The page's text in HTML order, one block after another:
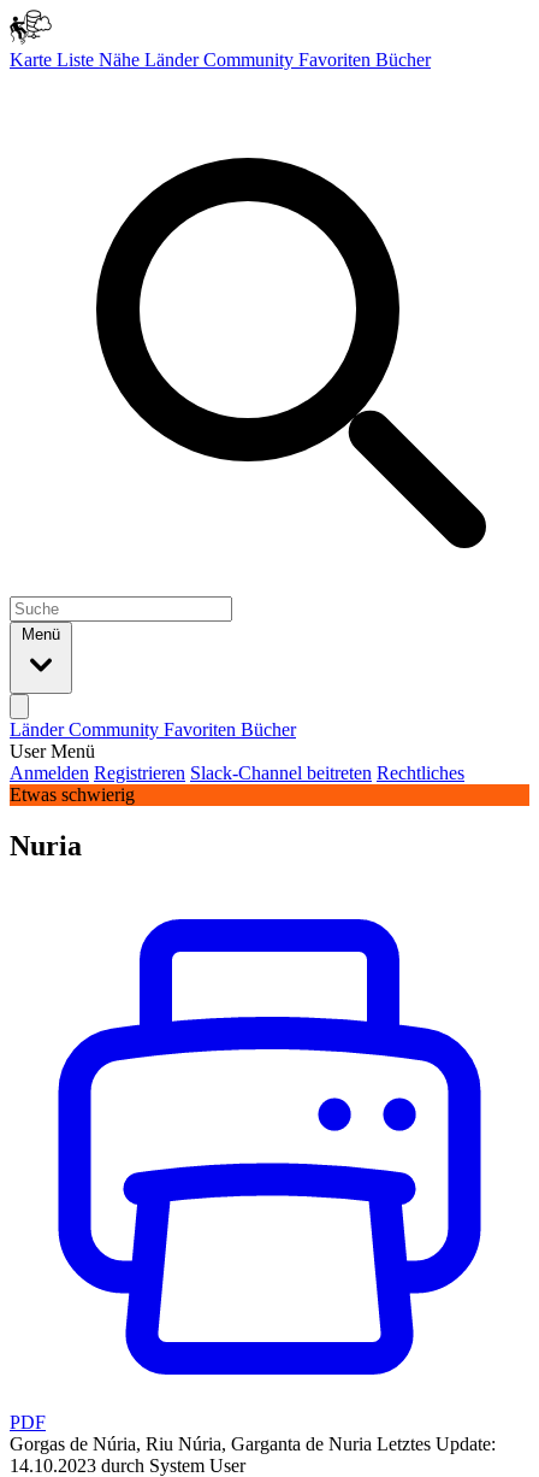
Karte Liste Nähe LänderCommunity Favoriten Bücher
Menü
LänderCommunity Favoriten Bücher
User Menü
Anmelden Registrieren Slack-Channel beitreten Rechtliches
Etwas schwierig
Nuria
PDF
Gorgas de Núria, Riu Núria, Garganta de Nuria Letztes Update:
14.10.2023 durch System User